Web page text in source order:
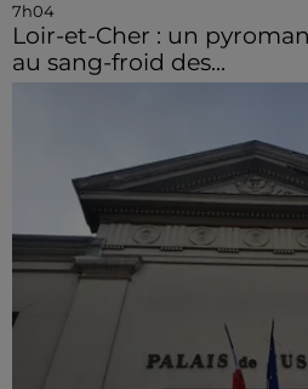
7h04
Loir-et-Cher : un
au sang-froid des...